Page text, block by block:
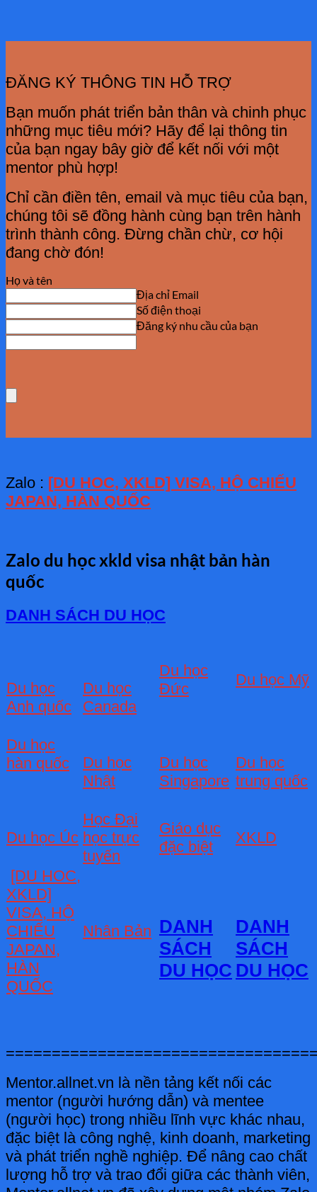
ĐĂNG KÝ THÔNG TIN HỖ TRỢ
Bạn muốn phát triển bản thân và chinh phục
những mục tiêu mới? Hãy để lại thông tin
của bạn ngay bây giờ để kết nối với một
mentor phù hợp!
Chỉ cần điền tên, email và mục tiêu của bạn,
chúng tôi sẽ đồng hành cùng bạn trên hành
trình thành công. Đừng chần chừ, cơ hội
đang chờ đón!
Họ và tên
Địa chỉ Email
Số điện thoại
Đăng ký nhu cầu của bạn
Zalo : [DU HOC, XKLD] VISA, HỘ CHIẾU
JAPAN, HÀN QUỐC
Zalo du học xkld visa nhật bản hàn
quốc
DANH SÁCH DU HỌC
Du học
Anh quốc
Du học
Canada
Du học
Đức
Du học Mỹ
Du học
hàn quốc
Du học
Nhật
Du học
Singapore
Du học
trung quốc
Du học Úc
Học Đại
học trực
tuyến
Giáo dục
đặc biệt
XKLD
[DU HOC,
XKLD]
VISA, HỘ
CHIẾU
JAPAN,
HÀN
QUỐC
Nhân Bản DANH
SÁCH
DU HỌC
DANH
SÁCH
DU HỌC
Mentor.allnet.vn là nền tảng kết nối các
mentor (người hướng dẫn) và mentee
(người học) trong nhiều lĩnh vực khác nhau,
đặc biệt là công nghệ, kinh doanh, marketing
và phát triển nghề nghiệp. Để nâng cao chất
lượng hỗ trợ và trao đổi giữa các thành viên,